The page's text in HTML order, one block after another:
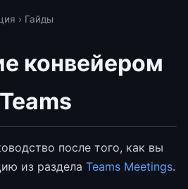
› Гайды
конвейером
после того, как вы
из раздела Teams Meetings.